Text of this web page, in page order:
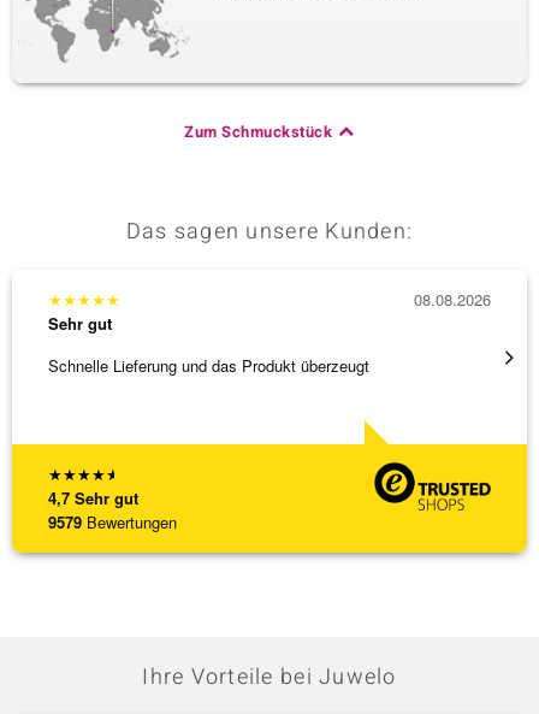
Zum Schmuckstück
Das sagen unsere Kunden:
★★★★★
4,7 Sehr gut
9579 Bewertungen
★★★★★
Sehr gut
Schnelle Lieferung und das Produkt überzeugt
08.08.2026
Ihre Vorteile bei Juwelo